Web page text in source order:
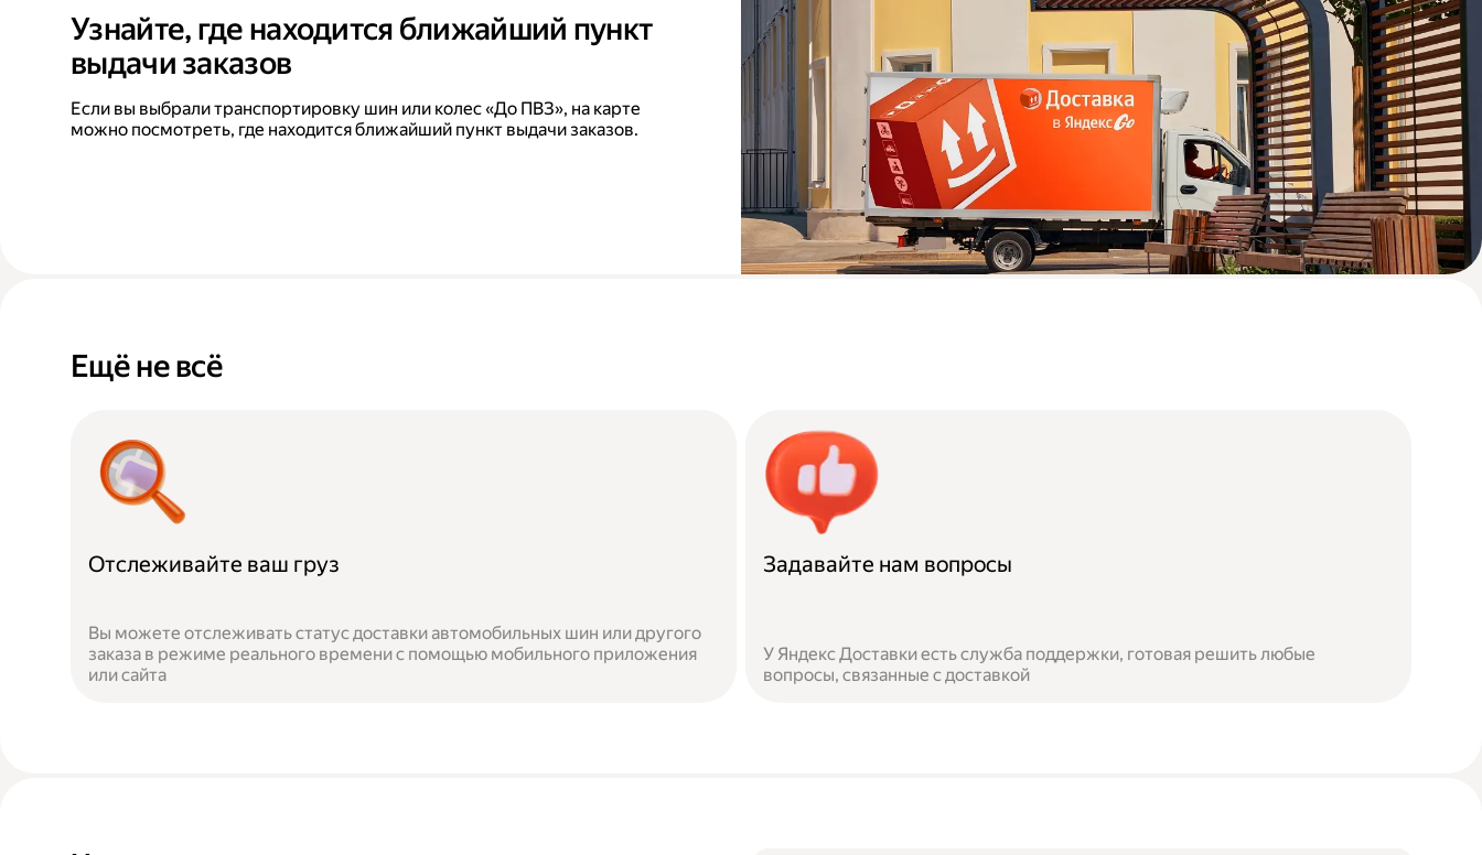
Узнайте, где находится ближайший пункт
выдачи заказов
Если вы выбрали транспортировку шин или колес «До ПВЗ», на карте
можно посмотреть, где находится ближайший пункт выдачи заказов.
Ещё не всё
Отслеживайте ваш груз
Вы можете отслеживать статус доставки автомобильных шин или другого
заказа в режиме реального времени с помощью мобильного приложения
или сайта
Задавайте нам вопросы
У Яндекс Доставки есть служба поддержки, готовая решить любые
вопросы, связанные с доставкой